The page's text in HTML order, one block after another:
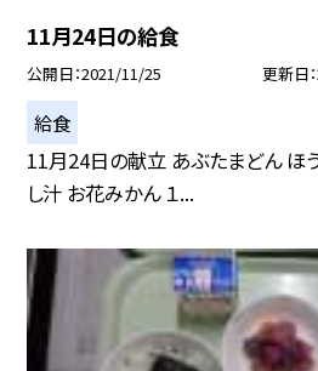
11月24日の給食
公開日 2021/11/25 更新日
給食
11月24日の献立 あぶたまどん ほ
し汁 お花みかん １...